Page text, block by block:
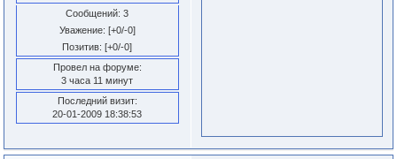
Сообщений: 3
Уважение: [+0/-0]
Позитив: [+0/-0]
Провел на форуме:
3 часа 11 минут
Последний визит:
20-01-2009 18:38:53